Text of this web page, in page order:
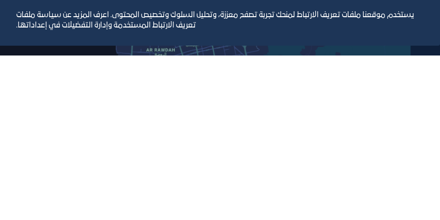
يستخدم موقعنا ملفات تعريف الارتباط لمنحك تجربة تصفح معززة، وتحليل السلوك وتخصيص المحتوى. اعرف المزيد عن سياسة ملفات
تعريف الارتباط المستخدمة وإدارة التفضيلات في إعداداتها.